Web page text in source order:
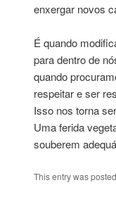
enxergar novos
É quando
para dentro de
quando
respeitar e ser
Isso nos torna
Uma ferida
souberem
This entry was